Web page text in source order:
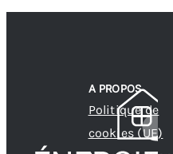
A PROPOS
Politique de
cookies (UE)